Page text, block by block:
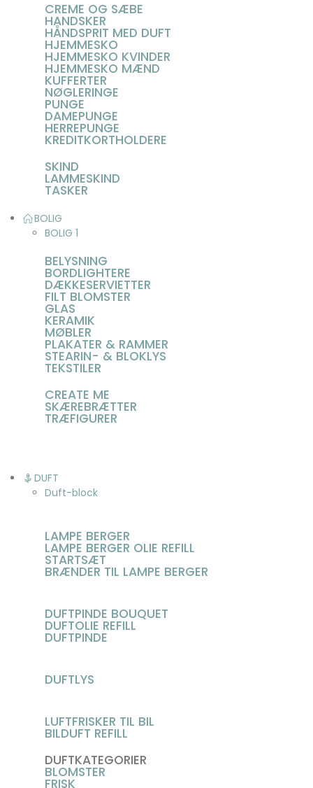
CREME OG SÆBE
HANDSKER
HÅNDSPRIT MED DUFT
HJEMMESKO
HJEMMESKO KVINDER
HJEMMESKO MÆND
KUFFERTER
NØGLERINGE
PUNGE
DAMEPUNGE
HERREPUNGE
KREDITKORTHOLDERE
SKIND
LAMMESKIND
TASKER
BOLIG
BOLIG 1
BELYSNING
BORDLIGHTERE
DÆKKESERVIETTER
FILT BLOMSTER
GLAS
KERAMIK
MØBLER
PLAKATER & RAMMER
STEARIN- & BLOKLYS
TEKSTILER
CREATE ME
SKÆREBRÆTTER
TRÆFIGURER
DUFT
Duft-block
LAMPE BERGER
LAMPE BERGER OLIE REFILL
STARTSÆT
BRÆNDER TIL LAMPE BERGER
DUFTPINDE BOUQUET
DUFTOLIE REFILL
DUFTPINDE
DUFTLYS
LUFTFRISKER TIL BIL
BILDUFT REFILL
DUFTKATEGORIER
BLOMSTER
FRISK